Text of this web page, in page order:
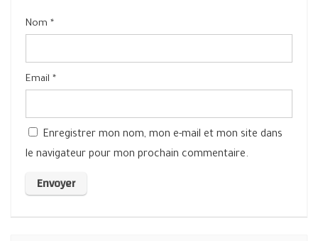
Nom *
Email *
Enregistrer mon nom, mon e-mail et mon site dans
le navigateur pour mon prochain commentaire.